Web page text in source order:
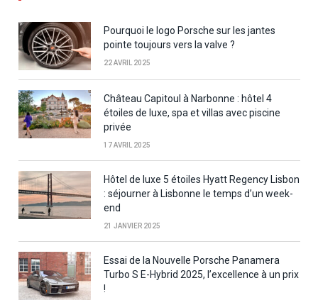
Pourquoi le logo Porsche sur les jantes
pointe toujours vers la valve ?
22 AVRIL 2025
Château Capitoul à Narbonne : hôtel 4
étoiles de luxe, spa et villas avec piscine
privée
17 AVRIL 2025
Hôtel de luxe 5 étoiles Hyatt Regency Lisbon
: séjourner à Lisbonne le temps d’un week-
end
21 JANVIER 2025
Essai de la Nouvelle Porsche Panamera
Turbo S E-Hybrid 2025, l’excellence à un prix
!